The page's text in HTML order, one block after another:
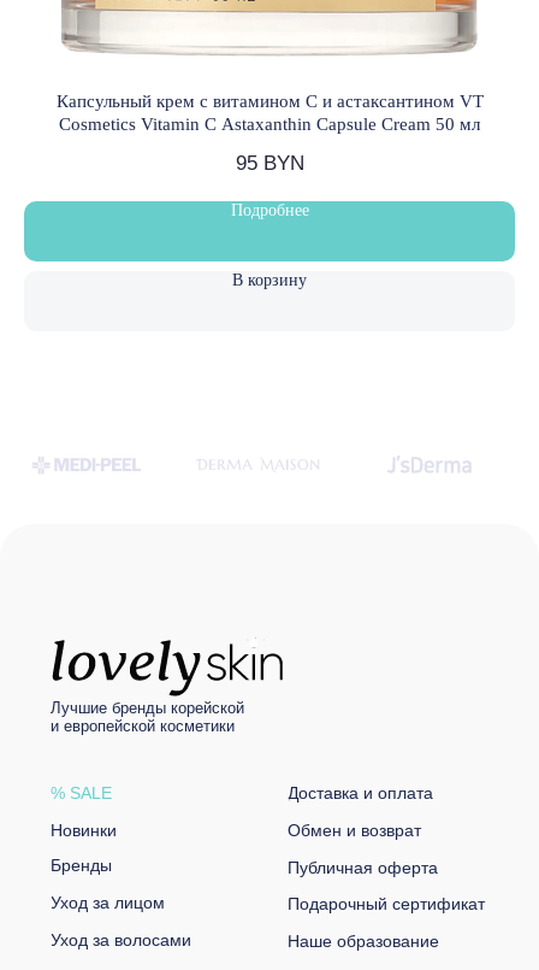
Капсульный крем с витамином С и астаксантином VT
Cosmetics Vitamin C Astaxanthin Capsule Cream 50 мл
95 BYN
Подробнее
В корзину